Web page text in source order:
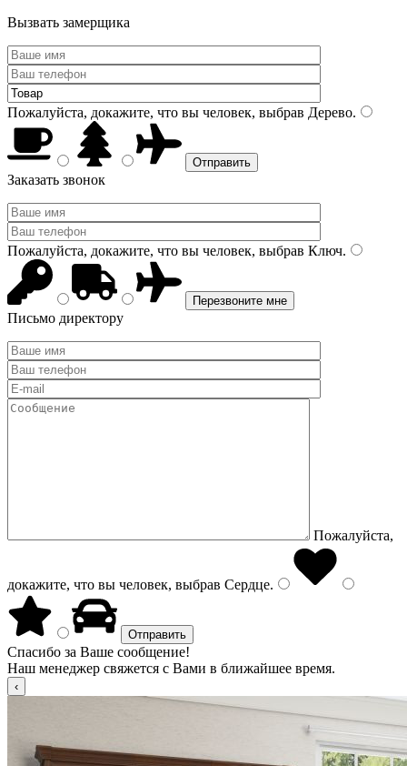
Вызвать замерщика
Пожалуйста, докажите, что вы человек, выбрав Дерево.
Заказать звонок
Пожалуйста, докажите, что вы человек, выбрав Ключ.
Письмо директору
Пожалуйста,
докажите, что вы человек, выбрав Сердце.
Спасибо за Ваше сообщение!
Наш менеджер свяжется с Вами в ближайшее время.